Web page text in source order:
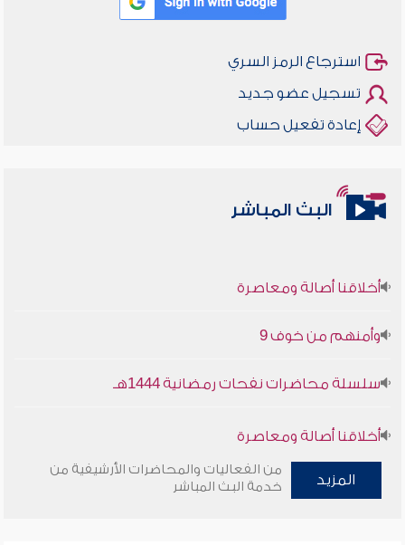
استرجاع الرمز السري
تسجيل عضو جديد
إعادة تفعيل حساب
البث المباشر
أخلاقنا أصالة ومعاصرة
وأمنهم من خوف 9
سلسلة محاضرات نفحات رمضانية 1444هـ
أخلاقنا أصالة ومعاصرة
وأمنهم من خوف 9
المزيد
من الفعاليات والمحاضرات الأرشيفية من
خدمة البث المباشر